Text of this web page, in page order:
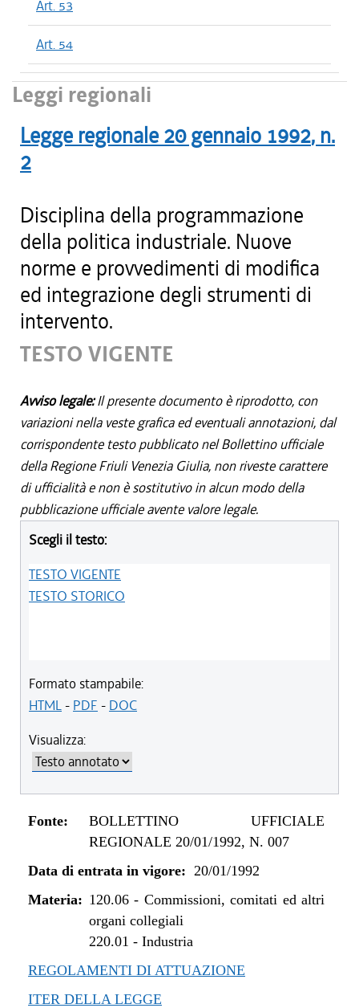
Art. 53
Art. 54
Leggi regionali
Legge regionale 20 gennaio 1992, n.
2
Disciplina della programmazione
della politica industriale. Nuove
norme e provvedimenti di modifica
ed integrazione degli strumenti di
intervento.
TESTO VIGENTE
Avviso legale:Il presente documento è riprodotto, con
variazioni nella veste grafica ed eventuali annotazioni, dal
corrispondente testo pubblicato nel Bollettino ufficiale
della Regione Friuli Venezia Giulia, non riveste carattere
di ufficialità e non è sostitutivo in alcun modo della
pubblicazione ufficiale avente valore legale.
Scegli il testo:
TESTO VIGENTE
TESTO STORICO
Formato stampabile:
HTML- PDF - DOC
Visualizza:
Fonte:
BOLLETTINO UFFICIALE
REGIONALE 20/01/1992, N. 007
Data di entrata in vigore: 20/01/1992
Materia: 120.06- Commissioni, comitati ed altri
organi collegiali
220.01 - Industria
REGOLAMENTI DI ATTUAZIONE
ITER DELLA LEGGE